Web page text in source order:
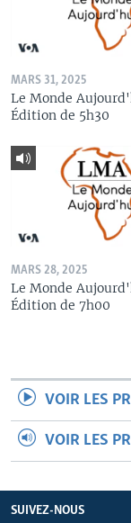
MARS 31, 2025
Le Monde
Édition de 5h30
MARS 28, 2025
Le Monde
Édition de 7h00
VOIR LES
VOIR LES
SUIVEZ-NOUS